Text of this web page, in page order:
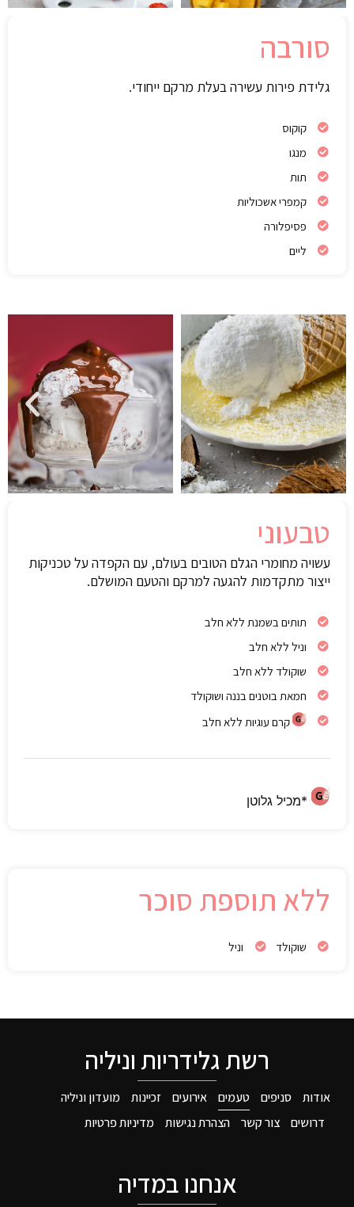
סורבה
גלידת פירות עשירה בעלת מרקם ייחודי.
קוקוס
מנגו
תות
קמפרי אשכוליות
פסיפלורה
ליים
טבעוני
עשויה מחומרי הגלם הטובים בעולם, עם הקפדה על טכניקות
ייצור מתקדמות להגעה למרקם והטעם המושלם.
תותים בשמנת ללא חלב
וניל ללא חלב
שוקולד ללא חלב
חמאת בוטנים בננה ושוקולד
קרם עוגיות ללא חלב
*מכיל גלוטן
ללא תוספת סוכר
שוקולד וניל
רשת גלידריות וניליה
אודות סניפים טעמים אירועים זכיינות
מועדון וניליה
דרושים
צור קשר הצהרת נגישות מדיניות פרטיות
אנחנו במדיה